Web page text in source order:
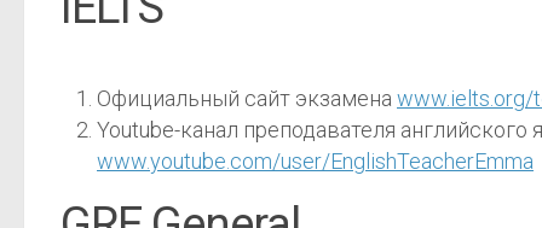
Официальный сайт экзамена www.ielts.org/
Youtube-канал преподавателя
www.youtube.com/user/EnglishTeacherEmma